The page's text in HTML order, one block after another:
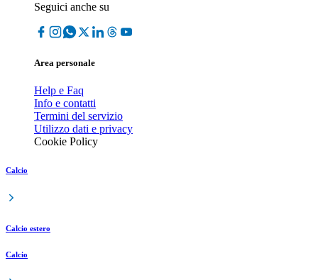
Seguici anche su
Area personale
Help e Faq
Info e contatti
Termini del servizio
Utilizzo dati e privacy
Cookie Policy
Calcio
Calcio estero
Calcio